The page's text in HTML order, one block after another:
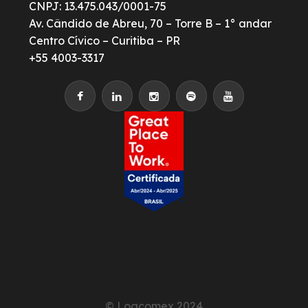
CNPJ: 13.475.043/0001-75
Av. Cândido de Abreu, 70 – Torre B – 1° andar
Centro Cívico – Curitiba – PR
+55 4003-3317